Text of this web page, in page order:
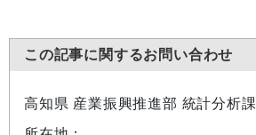
この記事に関するお問い合わせ
高知県 産業振興推進部 統計分析課